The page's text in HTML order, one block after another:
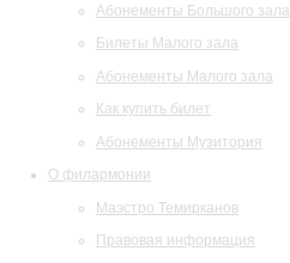
Абонементы Большого зала
Билеты Малого зала
Абонементы Малого зала
Как купить билет
Абонементы Музитория
О филармонии
Маэстро Темирканов
Правовая информация